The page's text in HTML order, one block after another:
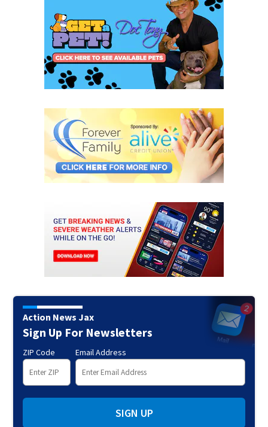
Action News Jax
Sign Up For Newsletters
ZIP Code Email Address
SIGN UP